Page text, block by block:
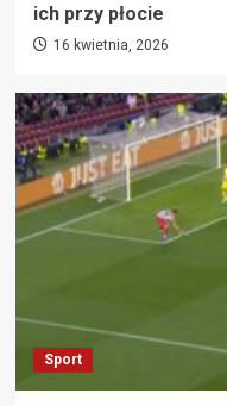
ich przy płocie
16 kwietnia, 2026
Sport